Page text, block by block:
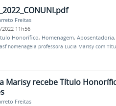
Freitas
2022 11h56
Honorífico, Homenagem, Aposentadoria,
homenageia professora Lucia Marisy com
Marisy recebe Título
Freitas